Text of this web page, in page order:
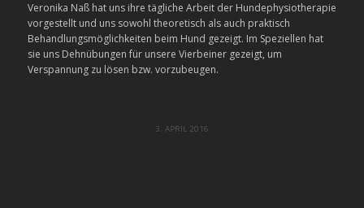
Veronika Naß hat uns ihre tägliche Arbeit der Hundephysiotherapie
vorgestellt und uns sowohl theoretisch als auch praktisch
Behandlungsmöglichkeiten beim Hund gezeigt. Im Speziellen hat
sie uns Dehnübungen für unsere Vierbeiner gezeigt, um
Verspannung zu lösen bzw. vorzubeugen.
3. APRIL 2016